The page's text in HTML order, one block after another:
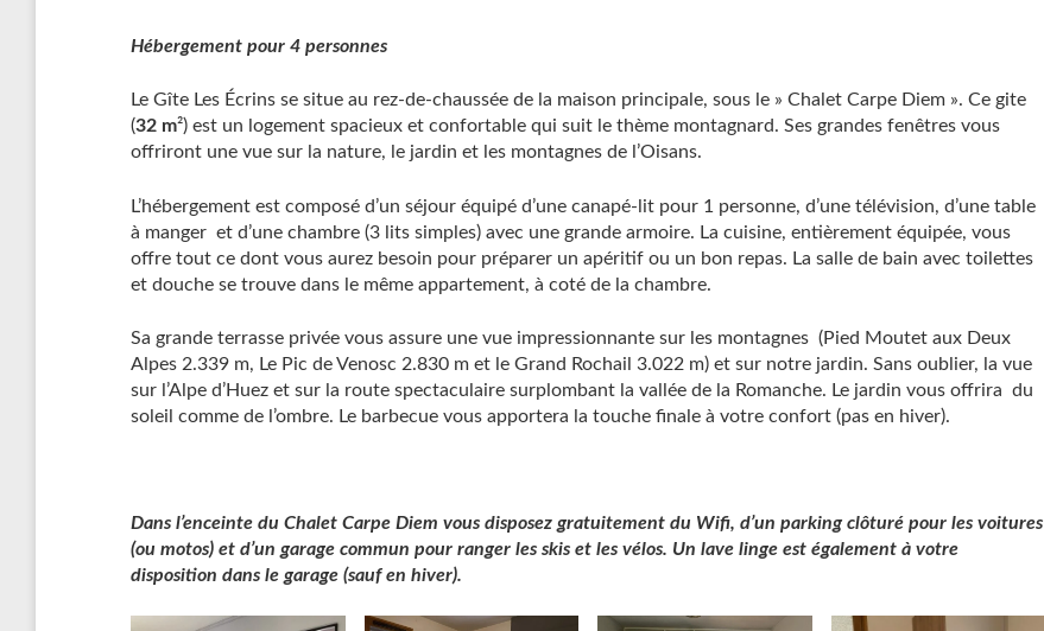
Hébergement pour 4 personnes
Le Gîte Les Écrins se situe au rez-de-chaussée de la maison principale, sous le » Chalet Carpe Diem ». Ce gite
(32 m²) est un logement spacieux et confortable qui suit le thème montagnard. Ses grandes fenêtres vous
offriront une vue sur la nature, le jardin et les montagnes de l’Oisans.
L’hébergement est composé d’un séjour équipé d’une canapé-lit pour 1 personne, d’une télévision, d’une table
à manger et d’une chambre (3 lits simples) avec une grande armoire. La cuisine, entièrement équipée, vous
offre tout ce dont vous aurez besoin pour préparer un apéritif ou un bon repas. La salle de bain avec toilettes
et douche se trouve dans le même appartement, à coté de la chambre.
Sa grande terrasse privée vous assure une vue impressionnante sur les montagnes (Pied Moutet aux Deux
Alpes 2.339 m, Le Pic de Venosc 2.830 m et le Grand Rochail 3.022 m) et sur notre jardin. Sans oublier, la vue
sur l’Alpe d’Huez et sur la route spectaculaire surplombant la vallée de la Romanche. Le jardin vous offrira du
soleil comme de l’ombre. Le barbecue vous apportera la touche finale à votre confort (pas en hiver).
Dans l’enceinte du Chalet Carpe Diem vous disposez gratuitement du Wifi, d’un parking clôturé pour les voitures
(ou motos) et d’un garage commun pour ranger les skis et les vélos. Un lave linge est également à votre
disposition dans le garage (sauf en hiver).